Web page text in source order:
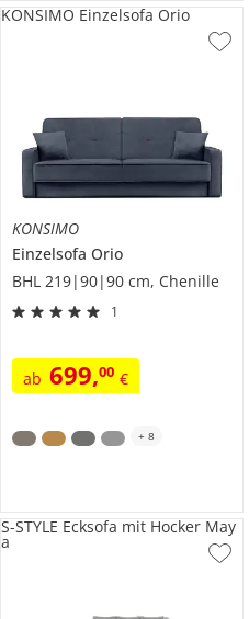
KONSIMO
Einzelsofa Orio
BHL 219|90|90 cm, Chenille
1
ab 699,00 €
KONSIMO Einzelsofa Orio
+ 8
S-STYLE Ecksofa mit Hocker May
a